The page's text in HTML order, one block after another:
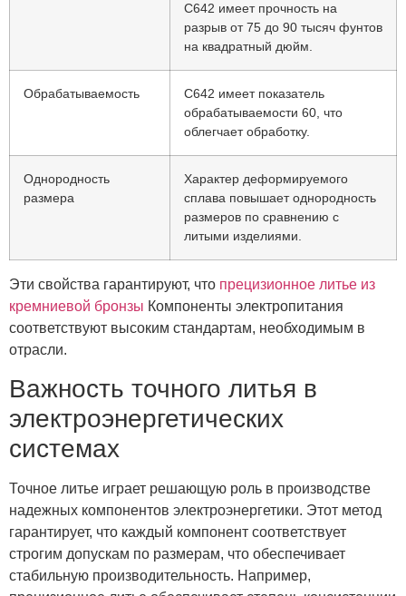
C642 имеет прочность на
разрыв от 75 до 90 тысяч фунтов
на квадратный дюйм.
Обрабатываемость
C642 ​​имеет показатель
обрабатываемости 60, что
облегчает обработку.
Однородность
размера
Характер деформируемого
сплава повышает однородность
размеров по сравнению с
литыми изделиями.
Эти свойства гарантируют, что прецизионное литье из
кремниевой бронзы Компоненты электропитания
соответствуют высоким стандартам, необходимым в
отрасли.
Важность точного литья в
электроэнергетических
системах
Точное литье играет решающую роль в производстве
надежных компонентов электроэнергетики. Этот метод
гарантирует, что каждый компонент соответствует
строгим допускам по размерам, что обеспечивает
стабильную производительность. Например,